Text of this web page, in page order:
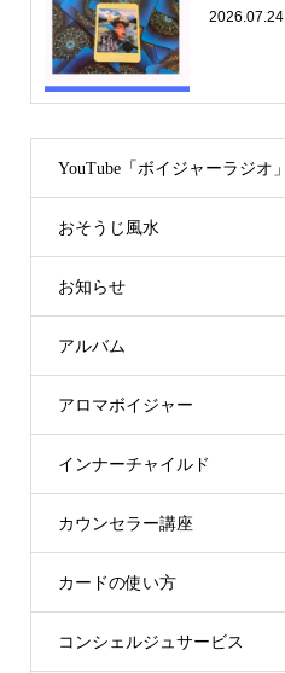
2026.07.24
YouTube「ボイジャーラジオ」
おそうじ風水
お知らせ
アルバム
アロマボイジャー
インナーチャイルド
カウンセラー講座
カードの使い方
コンシェルジュサービス